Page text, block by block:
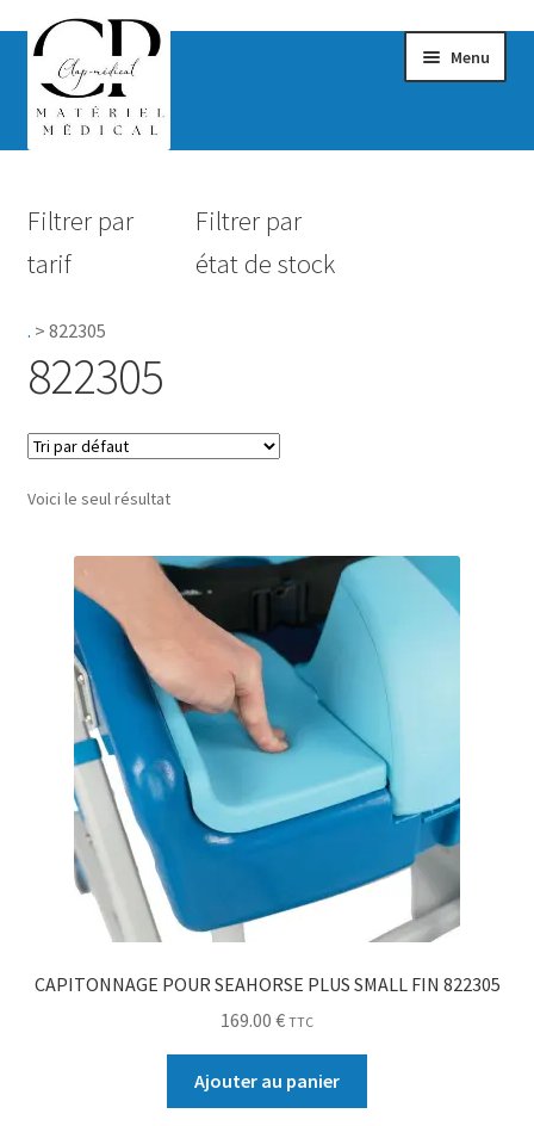
Menu
Hygiène
Accessoires Salle de bain
Pro.
0.00 €
Filtrer par
tarif
Filtrer par
état de stock
. > 822305
822305
Voici le seul résultat
CAPITONNAGE POUR SEAHORSE PLUS SMALL FIN 822305
169.00 € TTC
Ajouter au panier